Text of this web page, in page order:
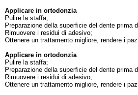
Applicare in ortodonzia
Pulire la staffa;
Preparazione della superficie del dente prima
Rimuovere i residui di adesivo;
Ottenere un trattamento migliore, rendere i
Applicare in ortodonzia
Pulire la staffa;
Preparazione della superficie del dente prima
Rimuovere i residui di adesivo;
Ottenere un trattamento migliore, rendere i